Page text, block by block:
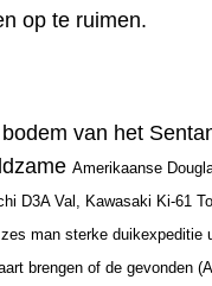
op te ruimen.
van het
Amerikaanse
D3A Val, Kawasaki Ki-61
zes man sterke duikexpeditie
brengen of de gevonden